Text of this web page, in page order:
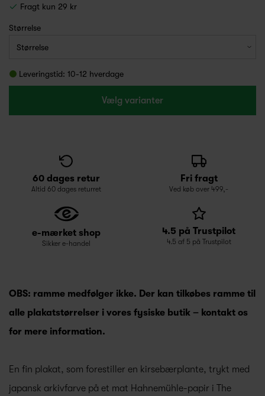
Fragt kun 29 kr
Størrelse
Leveringstid: 10-12 hverdage
Vælg varianter
60 dages retur
Altid 60 dages returret
Fri fragt
Ved køb over 499,-
e-mærket shop
Sikker e-handel
4.5 på Trustpilot
4.5 af 5 på Trustpilot
OBS: ramme medfølger ikke. Der kan tilkøbes ramme til
alle plakatstørrelser i vores fysiske butik – kontakt os
for mere information.
En fin plakat, som forestiller en kirsebærplante, trykt med
japansk arkivfarve på et mat Hahnemühle-papir i The